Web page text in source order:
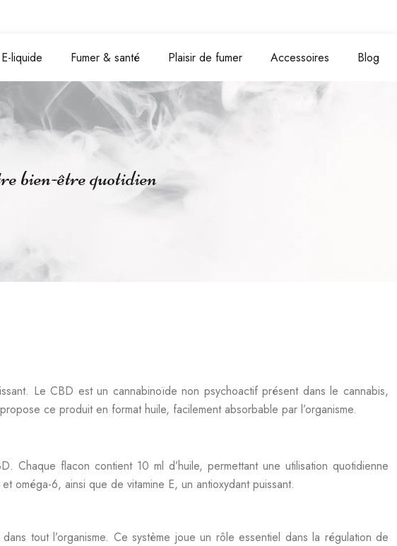
E-liquide Fumer & santé Plaisir de fumer Accessoires Blog
bien-être quotidien
Le CBD est un cannabinoïde non psychoactif présent dans le cannabis,
ce produit en format huile, facilement absorbable par l’organisme.
flacon contient 10 ml d’huile, permettant une utilisation quotidienne
oméga-6, ainsi que de vitamine E, un antioxydant puissant.
tout l’organisme. Ce système joue un rôle essentiel dans la régulation de